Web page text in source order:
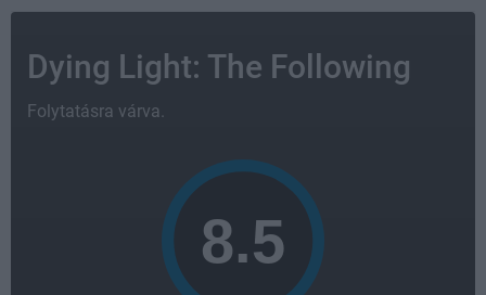
Dying Light: The Following
Folytatásra várva.